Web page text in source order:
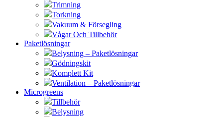
Trimning
Torkning
Vakuum & Försegling
Vågar Och Tillbehör
Paketlösningar
Belysning – Paketlösningar
Gödningskit
Komplett Kit
Ventilation – Paketlösningar
Microgreens
Tillbehör
Belysning